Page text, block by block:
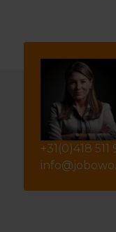
+31(0)418 511